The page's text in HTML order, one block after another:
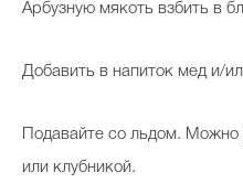
Арбузную мякоть взбить в
Добавить в напиток мед и/
Подавайте со льдом.
или клубникой.